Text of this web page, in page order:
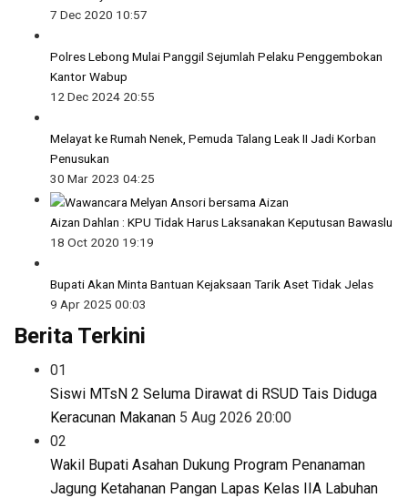
7 Dec 2020 10:57
Polres Lebong Mulai Panggil Sejumlah Pelaku Penggembokan
Kantor Wabup
12 Dec 2024 20:55
Melayat ke Rumah Nenek, Pemuda Talang Leak II Jadi Korban
Penusukan
30 Mar 2023 04:25
Aizan Dahlan : KPU Tidak Harus Laksanakan Keputusan Bawaslu
18 Oct 2020 19:19
Bupati Akan Minta Bantuan Kejaksaan Tarik Aset Tidak Jelas
9 Apr 2025 00:03
Berita Terkini
01
Siswi MTsN 2 Seluma Dirawat di RSUD Tais Diduga
Keracunan Makanan 5 Aug 2026 20:00
02
Wakil Bupati Asahan Dukung Program Penanaman
Jagung Ketahanan Pangan Lapas Kelas IIA Labuhan